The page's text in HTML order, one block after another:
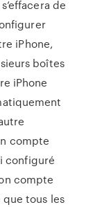
de
iPhone,
boîtes
iPhone
compte
configuré
compte
tous les